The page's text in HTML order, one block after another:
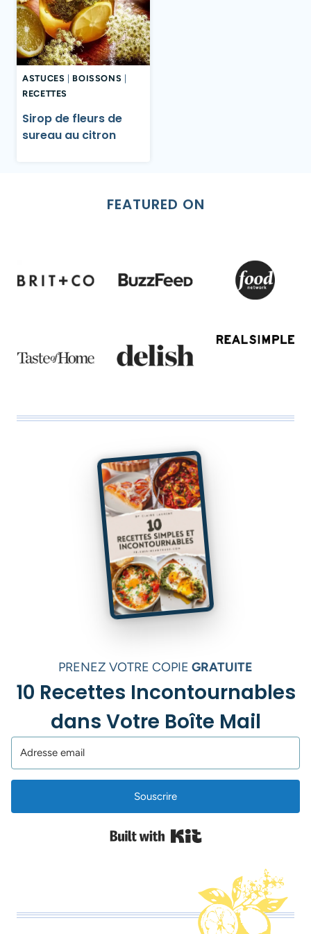
ASTUCES BOISSONS
RECETTES
Sirop de fleurs de
sureau au citron
FEATURED ON
PRENEZ VOTRE COPIE GRATUITE
10 Recettes Incontournables
dans Votre Boîte Mail
Souscrire
Built with Kit